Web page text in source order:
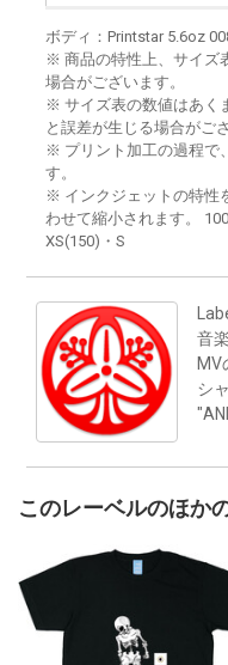
ボディ：Printstar 5.6oz
※ 商品の特性上、サイズ
場合がございます。
※ サイズ表の数値はあく
と誤差が生じる場合がご
※ プリント加工の過程で
す。
※ インクジェットの特性
わせて縮小されます。
XS(150)・S
音
MV
シ
このレーベルのほか